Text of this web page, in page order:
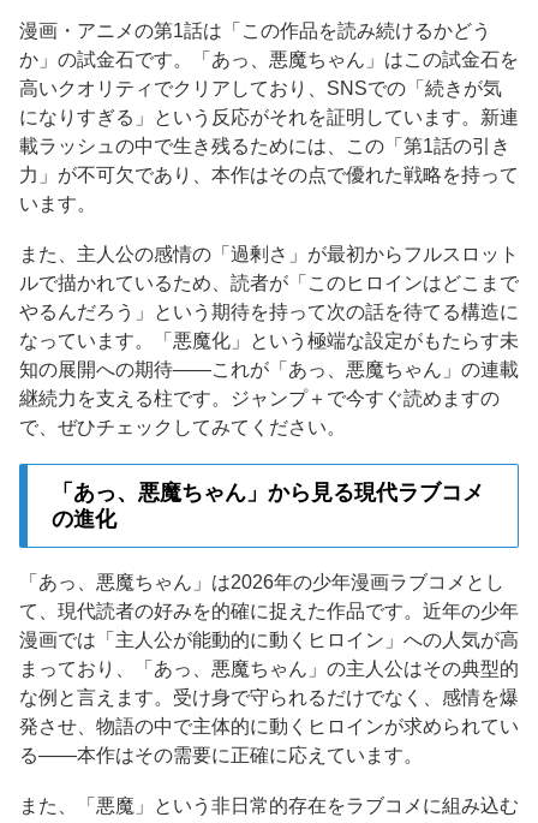
漫画・アニメの第1話は「この作品を読み続けるかどう
か」の試金石です。「あっ、悪魔ちゃん」はこの試金石を
高いクオリティでクリアしており、SNSでの「続きが気
になりすぎる」という反応がそれを証明しています。新連
載ラッシュの中で生き残るためには、この「第1話の引き
力」が不可欠であり、本作はその点で優れた戦略を持って
います。
また、主人公の感情の「過剰さ」が最初からフルスロット
ルで描かれているため、読者が「このヒロインはどこまで
やるんだろう」という期待を持って次の話を待てる構造に
なっています。「悪魔化」という極端な設定がもたらす未
知の展開への期待——これが「あっ、悪魔ちゃん」の連載
継続力を支える柱です。ジャンプ＋で今すぐ読めますの
で、ぜひチェックしてみてください。
「あっ、悪魔ちゃん」から見る現代ラブコメ
の進化
「あっ、悪魔ちゃん」は2026年の少年漫画ラブコメとし
て、現代読者の好みを的確に捉えた作品です。近年の少年
漫画では「主人公が能動的に動くヒロイン」への人気が高
まっており、「あっ、悪魔ちゃん」の主人公はその典型的
な例と言えます。受け身で守られるだけでなく、感情を爆
発させ、物語の中で主体的に動くヒロインが求められてい
る——本作はその需要に正確に応えています。
また、「悪魔」という非日常的存在をラブコメに組み込む